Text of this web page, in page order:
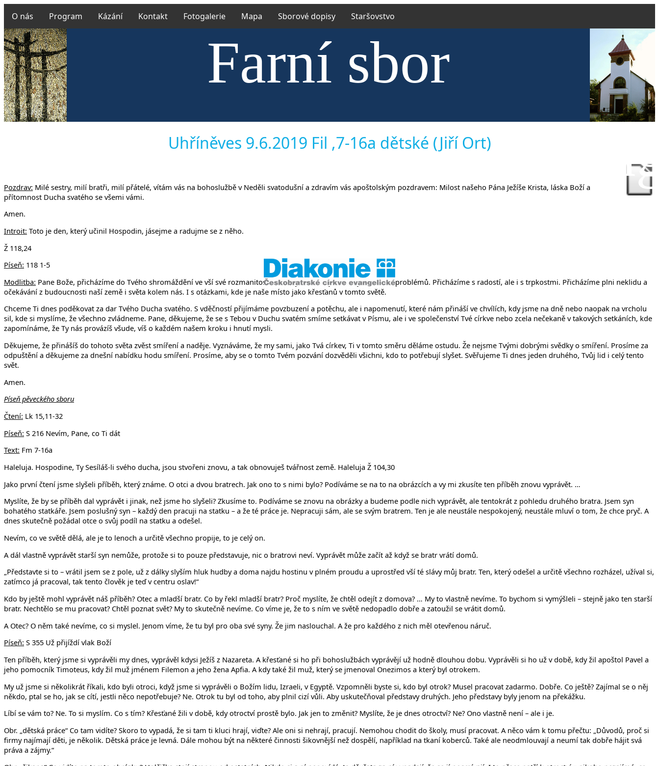
O nás Program Kázání Kontakt Fotogalerie Mapa Sborové dopisy Staršovstvo
Farní sbor
Českobratrské církve
v Uhříněvsi a Říčanech
Uhříněves 9.6.2019 Fil ,7-16a dětské (Jiří Ort)
Pozdrav: Milé sestry, milí bratři, milí přátelé, vítám vás na bohoslužbě v Neděli svatodušní a zdravím vás apoštolským pozdravem: Milost našeho Pána Ježíše Krista, láska Boží a
přítomnost Ducha svatého se všemi vámi.
Amen.
Introit: Toto je den, který učinil Hospodin, jásejme a radujme se z něho.
Ž 118,24
Píseň: 118 1-5
Modlitba: Pane Bože, přicházíme do Tvého shromáždění ve vší své rozmanitosti, s různými důrazy i názory na řešení problémů. Přicházíme s radostí, ale i s trpkostmi. Přicházíme plni neklidu a
očekávání z budoucnosti naší země i světa kolem nás. I s otázkami, kde je naše místo jako křesťanů v tomto světě.
Chceme Ti dnes poděkovat za dar Tvého Ducha svatého. S vděčností přijímáme povzbuzení a potěchu, ale i napomenutí, které nám přináší ve chvílích, kdy jsme na dně nebo naopak na vrcholu
sil, kde si myslíme, že všechno zvládneme. Pane, děkujeme, že se s Tebou v Duchu svatém smíme setkávat v Písmu, ale i ve společenství Tvé církve nebo zcela nečekaně v takových setkáních, kde
zapomínáme, že Ty nás provázíš všude, víš o každém našem kroku i hnutí mysli.
Děkujeme, že přinášíš do tohoto světa zvěst smíření a naděje. Vyznáváme, že my sami, jako Tvá církev, Ti v tomto směru děláme ostudu. Že nejsme Tvými dobrými svědky o smíření. Prosíme za
odpuštění a děkujeme za dnešní nabídku hodu smíření. Prosíme, aby se o tomto Tvém pozvání dozvěděli všichni, kdo to potřebují slyšet. Svěřujeme Ti dnes jeden druhého, Tvůj lid i celý tento
svět.
Amen.
Píseň pěveckého sboru
Čtení: Lk 15,11-32
Píseň: S 216 Nevím, Pane, co Ti dát
Text: Fm 7-16a
Haleluja. Hospodine, Ty Sesíláš-li svého ducha, jsou stvořeni znovu, a tak obnovuješ tvářnost země. Haleluja Ž 104,30
Jako první čtení jsme slyšeli příběh, který známe. O otci a dvou bratrech. Jak ono to s nimi bylo? Podíváme se na to na obrázcích a vy mi zkusíte ten příběh znovu vyprávět. …
Myslíte, že by se příběh dal vyprávět i jinak, než jsme ho slyšeli? Zkusíme to. Podíváme se znovu na obrázky a budeme podle nich vyprávět, ale tentokrát z pohledu druhého bratra. Jsem syn
bohatého statkáře. Jsem poslušný syn – každý den pracuji na statku – a že té práce je. Nepracuji sám, ale se svým bratrem. Ten je ale neustále nespokojený, neustále mluví o tom, že chce pryč. A
dnes skutečně požádal otce o svůj podíl na statku a odešel.
Nevím, co ve světě dělá, ale je to lenoch a určitě všechno propije, to je celý on.
A dál vlastně vyprávět starší syn nemůže, protože si to pouze představuje, nic o bratrovi neví. Vyprávět může začít až když se bratr vrátí domů.
„Představte si to – vrátil jsem se z pole, už z dálky slyším hluk hudby a doma najdu hostinu v plném proudu a uprostřed vší té slávy můj bratr. Ten, který odešel a určitě všechno rozházel, užíval si,
zatímco já pracoval, tak tento člověk je teď v centru oslav!“
Kdo by ještě mohl vyprávět náš příběh? Otec a mladší bratr. Co by řekl mladší bratr? Proč myslíte, že chtěl odejít z domova? … My to vlastně nevíme. To bychom si vymýšleli – stejně jako ten starší
bratr. Nechtělo se mu pracovat? Chtěl poznat svět? My to skutečně nevíme. Co víme je, že to s ním ve světě nedopadlo dobře a zatoužil se vrátit domů.
A Otec? O něm také nevíme, co si myslel. Jenom víme, že tu byl pro oba své syny. Že jim naslouchal. A že pro každého z nich měl otevřenou náruč.
Píseň: S 355 Už přijíždí vlak Boží
Ten příběh, který jsme si vyprávěli my dnes, vyprávěl kdysi Ježíš z Nazareta. A křesťané si ho při bohoslužbách vyprávějí už hodně dlouhou dobu. Vyprávěli si ho už v době, kdy žil apoštol Pavel a
jeho pomocník Timoteus, kdy žil muž jménem Filemon a jeho žena Apfia. A kdy také žil muž, který se jmenoval Onezimos a který byl otrokem.
My už jsme si několikrát říkali, kdo byli otroci, když jsme si vyprávěli o Božím lidu, Izraeli, v Egyptě. Vzpomněli byste si, kdo byl otrok? Musel pracovat zadarmo. Dobře. Co ještě? Zajímal se o něj
někdo, ptal se ho, jak se cítí, jestli něco nepotřebuje? Ne. Otrok tu byl od toho, aby plnil cizí vůli. Aby uskutečňoval představy druhých. Jeho představy byly jenom na překážku.
Líbí se vám to? Ne. To si myslím. Co s tím? Křesťané žili v době, kdy otroctví prostě bylo. Jak jen to změnit? Myslíte, že je dnes otroctví? Ne? Ono vlastně není – ale i je.
Obr. „dětská práce“ Co tam vidíte? Skoro to vypadá, že si tam ti kluci hrají, viďte? Ale oni si nehrají, pracují. Nemohou chodit do školy, musí pracovat. A něco vám k tomu přečtu: „Důvodů, proč si
firmy najímají děti, je několik. Dětská práce je levná. Dále mohou být na některé činnosti šikovnější než dospělí, například na tkaní koberců. Také ale neodmlouvají a neumí tak dobře hájit svá
práva a zájmy.“